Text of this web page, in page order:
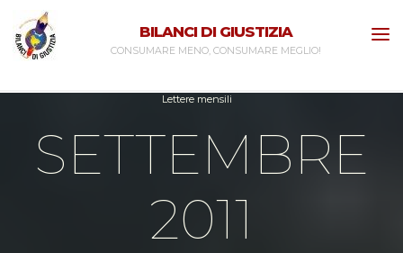
content
BILANCI DI GIUSTIZIA
CONSUMARE MENO, CONSUMARE MEGLIO!
Lettere mensili
SETTEMBRE
2011